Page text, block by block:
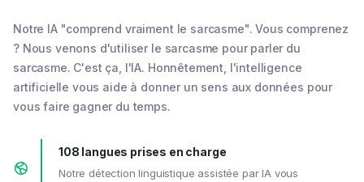
Notre IA "comprend vraiment le sarcasme". Vous comprenez
? Nous venons d'utiliser le sarcasme pour parler du
sarcasme. C'est ça, l'IA. Honnêtement, l'intelligence
artificielle vous aide à donner un sens aux données pour
vous faire gagner du temps.
108 langues prises en charge
Notre détection linguistique assistée par IA vous